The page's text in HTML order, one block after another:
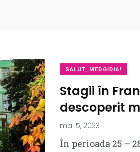
SALUT, MEDGIDIA!
Stagii în
descoperit
mai 5, 2023
În perioada 25 –